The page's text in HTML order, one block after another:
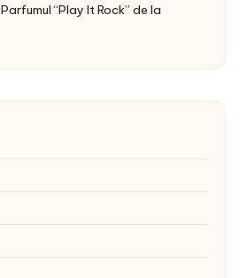
Parfumul “Play It Rock” de la